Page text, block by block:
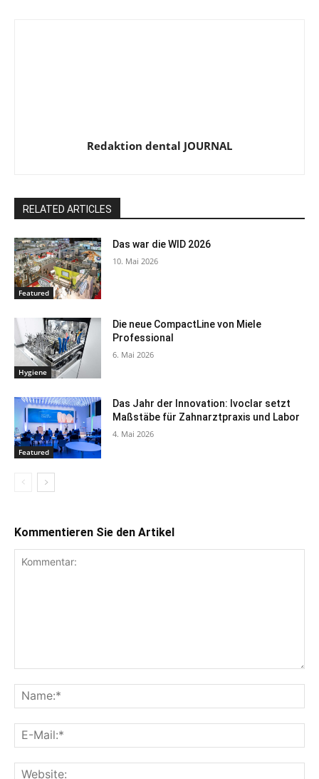
Redaktion dental JOURNAL
RELATED ARTICLES
Featured
Das war die WID 2026
10. Mai 2026
Hygiene
Die neue CompactLine von Miele
Professional
6. Mai 2026
Featured
Das Jahr der Innovation: Ivoclar setzt
Maßstäbe für Zahnarztpraxis und Labor
4. Mai 2026
Kommentieren Sie den Artikel